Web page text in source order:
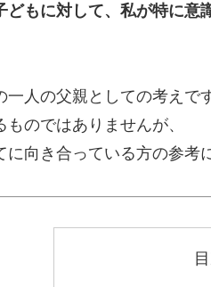
どもに対して、私が特に意
人の父親としての考えです
のではありませんが、
に向き合っている方の参考